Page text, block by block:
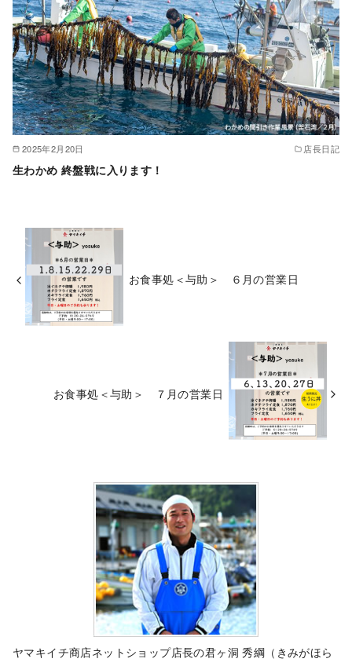
2025年2月20日 店長日記
生わかめ 終盤戦に入ります！
お食事処＜与助＞ ６月の営業日
お食事処＜与助＞ ７月の営業日
ヤマキイチ商店ネットショップ店長の君ヶ洞 秀綱（きみがほら